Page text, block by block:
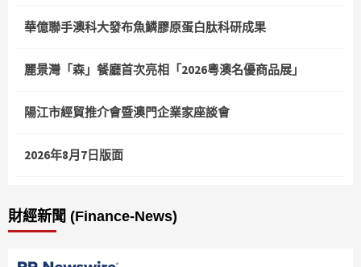
華億聯手澳科大發布魚鱗膠原蛋白肽科研成果
麗景灣「森」餐廳首次亮相「2026粵澳名優商品展」
陽江市經貿推介會暨澳門企業家座談會
2026年8月7日版面
財經新聞 (Finance-News)